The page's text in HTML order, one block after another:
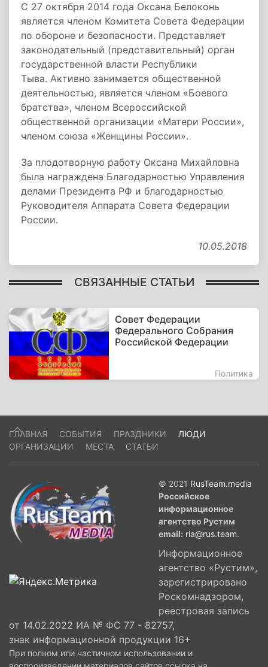
С 27 октября 2014 года Оксана Белоконь
является членом Комитета Совета Федерации
по обороне и безопасности. Представляет
законодательный (представительный) орган
государственной власти Республики
Тыва. Активно занимается общественной
деятельностью, является членом «Боевого
братства», членом Всероссийской
общественной организации «Матери России»,
членом союза «Женщины России».
За плодотворную работу Оксана Михайловна
была награждена Благодарностью Управления
делами Президента РФ и благодарностью
Руководителя Аппарата Совета Федерации
России.
10.05.2018
СВЯЗАННЫЕ СТАТЬИ
Совет Федерации
Федерального Собрания
Российской Федерации
Политика
ГЛАВНАЯ СОБЫТИЯ ПРАЗДНИКИ
ЛЮДИ
ОРГАНИЗАЦИИ
МЕСТА СТАТЬИ
© 2021 RusTeam.media
Российское
информационное
агентство Рустим
email: ria@rus.team.
Информационное
агентство «Рустим»,
зарегистрировано
Роскомнадзором,
реестровая запись
от 14.02.2022 ИА № ФС 77 - 82757,
знак информационной продукции 16+
При полном или частичном использовании и